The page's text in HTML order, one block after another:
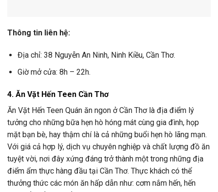
Thông tin liên hệ:
Địa chỉ: 38 Nguyễn An Ninh, Ninh Kiều, Cần Thơ.
Giờ mở cửa: 8h – 22h.
4. Ăn Vặt Hến Teen Cần Thơ
Ăn Vặt Hến Teen Quán ăn ngon ở Cần Thơ là địa điểm lý
tưởng cho những bữa hẹn hò hóng mát cùng gia đình, họp
mặt bạn bè, hay thậm chí là cả những buổi hẹn hò lãng mạn.
Với giá cả hợp lý, dịch vụ chuyên nghiệp và chất lượng đồ ăn
tuyệt vời, nơi đây xứng đáng trở thành một trong những địa
điểm ẩm thực hàng đầu tại Cần Thơ. Thực khách có thể
thưởng thức các món ăn hấp dẫn như: cơm nắm hến, hến